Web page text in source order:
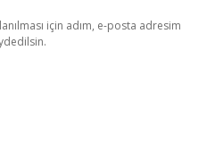
için adım, e-posta adresim